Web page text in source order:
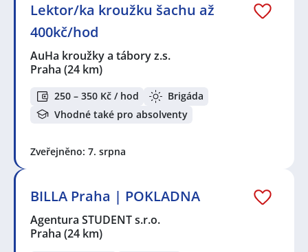
Lektor/ka kroužku šachu až
400kč/hod
AuHa kroužky a tábory z.s.
Praha (24 km)
250 – 350 Kč / hod
Brigáda
Vhodné také pro absolventy
Zveřejněno: 7. srpna
BILLA Praha | POKLADNA
Agentura STUDENT s.r.o.
Praha (24 km)